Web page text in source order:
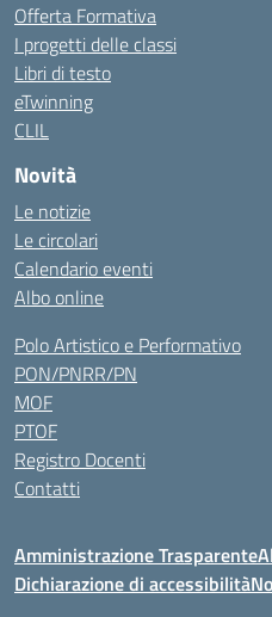
Offerta Formativa
I progetti delle classi
Libri di testo
eTwinning
CLIL
Novità
Le notizie
Le circolari
Calendario eventi
Albo online
Polo Artistico e Performativo
PON/PNRR/PN
MOF
PTOF
Registro Docenti
Contatti
Amministrazione Trasparente
Dichiarazione di accessibilità